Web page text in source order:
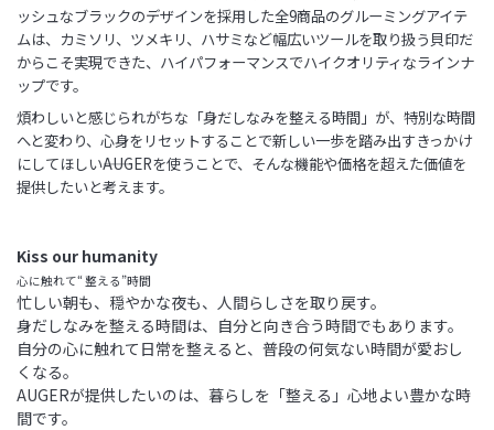
ッシュなブラックのデザインを採用した全9商品のグルーミングアイテ
ムは、カミソリ、ツメキリ、ハサミなど幅広いツールを取り扱う貝印だ
からこそ実現できた、ハイパフォーマンスでハイクオリティなラインナ
ップです。
煩わしいと感じられがちな「身だしなみを整える時間」が、特別な時間
へと変わり、心身をリセットすることで新しい一歩を踏み出すきっかけ
にしてほしい――AUGERを使うことで、そんな機能や価格を超えた価値を
提供したいと考えます。
Kiss our humanity
心に触れて“ 整える”時間
忙しい朝も、穏やかな夜も、人間らしさを取り戻す。
身だしなみを整える時間は、自分と向き合う時間でもあります。
自分の心に触れて日常を整えると、普段の何気ない時間が愛おし
くなる。
AUGERが提供したいのは、暮らしを「整える」心地よい豊かな時
間です。